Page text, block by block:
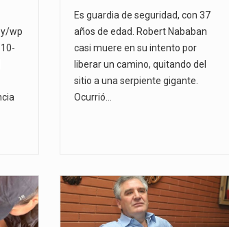
wp
Es guardia de seguridad, con 37
años de edad. Robert Nababan
casi muere en su intento por
liberar un camino, quitando del
sitio a una serpiente gigante.
Ocurrió…